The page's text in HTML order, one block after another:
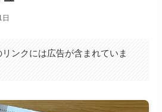
リンクには広告が含まれていま